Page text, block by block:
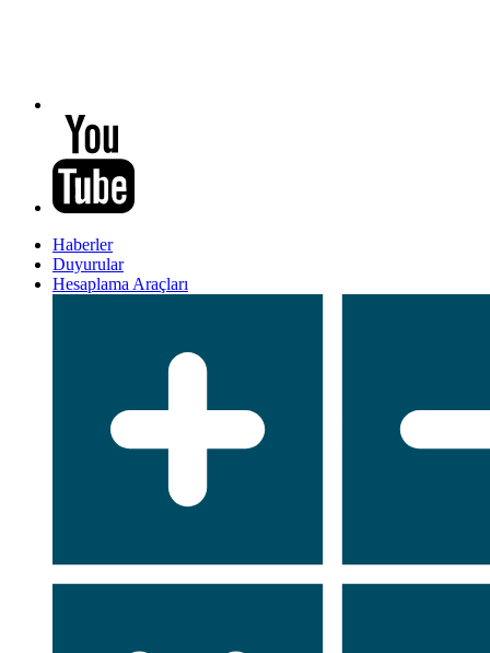
Haberler
Duyurular
Hesaplama Araçları